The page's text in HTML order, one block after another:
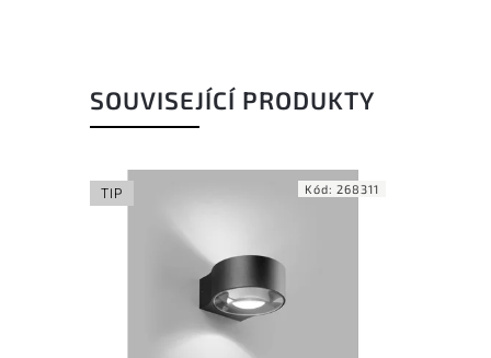
SOUVISEJÍCÍ PRODUKTY
TIP Kód: 268311